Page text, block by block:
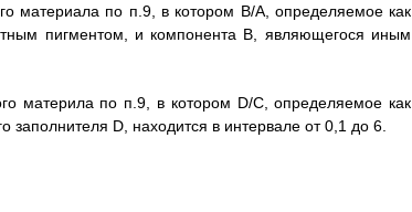
материала по п.9, в котором В/А, определяемое как
пигментом, и компонента В, являющегося иным
материла по п.9, в котором D/C, определяемое как
D, находится в интервале от 0,1 до 6.